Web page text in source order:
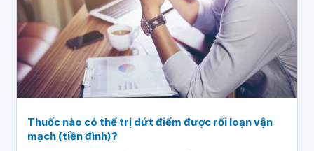
Thuốc nào có thể trị dứt điểm được rối loạn vận
mạch (tiền đình)?